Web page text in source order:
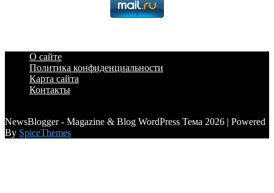
О сайте
Политика конфиденциальности
Карта сайта
Контакты
NewsBlogger - Magazine & Blog WordPress Тема 2026 | Powered
By SpiceThemes